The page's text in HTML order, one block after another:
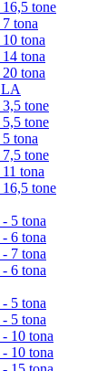
tone
tona
tona
tona
tona
tone
tone
tona
tone
tona
tone
5 tona
6 tona
7 tona
6 tona
5 tona
5 tona
10 tona
10 tona